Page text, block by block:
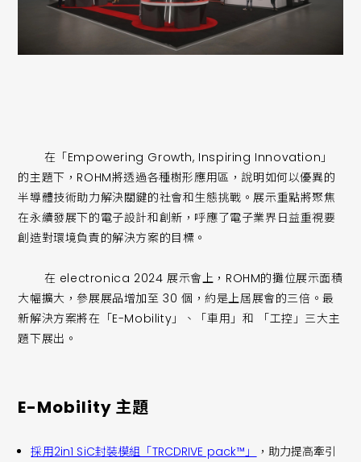
在「Empowering Growth, Inspiring Innovation」
的主題下，ROHM將透過各種樹形應用區，說明如何以優異的
半導體技術助力解決關鍵的社會和生態挑戰。展示重點將聚焦
在永續發展下的電子設計和創新，呼應了電子業界日益重視要
創造對環境負責的解決方案的目標。
在 electronica 2024 展示會上，ROHM的攤位展示面積
大幅擴大，參展展品增加至 30 個，約是上屆展會的三倍。最
新解決方案將在「E-Mobility」、「車用」和 「工控」三大主
題下展出。
E-Mobility 主題
採用2in1 SiC封裝模組「TRCDRIVE pack™」
，助力提高牽引